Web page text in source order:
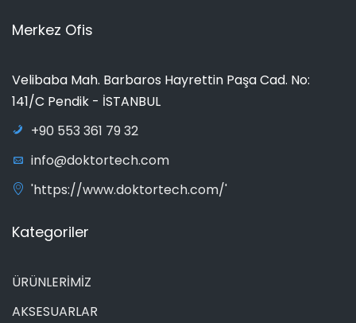
Merkez Ofis
Velibaba Mah. Barbaros Hayrettin Paşa Cad. No:
141/C Pendik - İSTANBUL
+90 553 361 79 32
info@doktortech.com
'https://www.doktortech.com/'
Kategoriler
ÜRÜNLERİMİZ
AKSESUARLAR